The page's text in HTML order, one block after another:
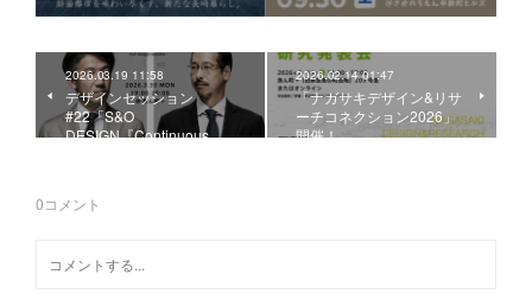
2026.03.19 11:58
デザインセッション
#22「S&O
DESIGN『Continuous …
2026.02.14 01:47
「ナガサキデザイン&リサ
ーチコネクション2026」
開催！
0コメント